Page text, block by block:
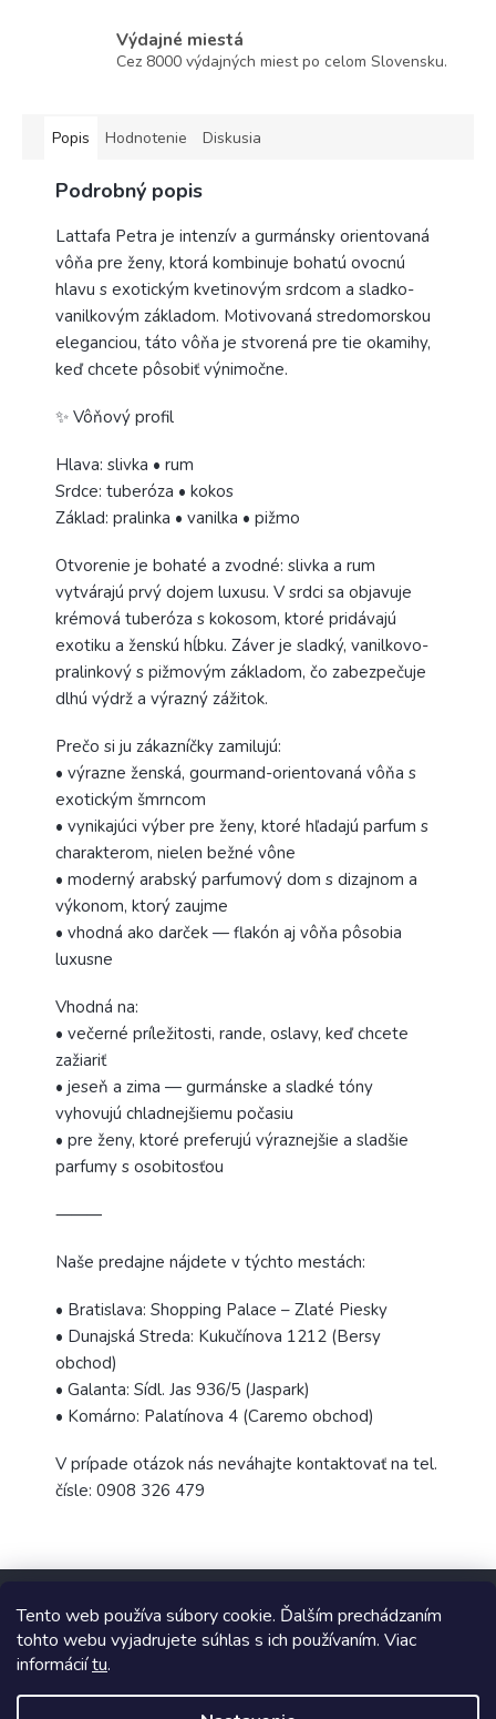
Tento web používa súbory cookie. Ďalším prechádzaním
tohto webu vyjadrujete súhlas s ich používaním. Viac
informáciítu.
Výdajné miestá
Cez 8000 výdajných miest po celom Slovensku.
Popis Hodnotenie Diskusia
Podrobný popis
Lattafa Petra je intenzív a gurmánsky orientovaná
vôňa pre ženy, ktorá kombinuje bohatú ovocnú
hlavu s exotickým kvetinovým srdcom a sladko-
vanilkovým základom. Motivovaná stredomorskou
eleganciou, táto vôňa je stvorená pre tie okamihy,
keď chcete pôsobiť výnimočne.
✨ Vôňový profil
Hlava: slivka • rum
Srdce: tuberóza • kokos
Základ: pralinka • vanilka • pižmo
Otvorenie je bohaté a zvodné: slivka a rum
vytvárajú prvý dojem luxusu. V srdci sa objavuje
krémová tuberóza s kokosom, ktoré pridávajú
exotiku a ženskú hĺbku. Záver je sladký, vanilkovo-
pralinkový s pižmovým základom, čo zabezpečuje
dlhú výdrž a výrazný zážitok.
Prečo si ju zákazníčky zamilujú:
• výrazne ženská, gourmand-orientovaná vôňa s
exotickým šmrncom
• vynikajúci výber pre ženy, ktoré hľadajú parfum s
charakterom, nielen bežné vône
• moderný arabský parfumový dom s dizajnom a
výkonom, ktorý zaujme
• vhodná ako darček — flakón aj vôňa pôsobia
luxusne
Vhodná na:
• večerné príležitosti, rande, oslavy, keď chcete
zažiariť
• jeseň a zima — gurmánske a sladké tóny
vyhovujú chladnejšiemu počasiu
• pre ženy, ktoré preferujú výraznejšie a sladšie
parfumy s osobitosťou
⸻
Naše predajne nájdete v týchto mestách:
• Bratislava: Shopping Palace – Zlaté Piesky
• Dunajská Streda: Kukučínova 1212 (Bersy
obchod)
• Galanta: Sídl. Jas 936/5 (Jaspark)
• Komárno: Palatínova 4 (Caremo obchod)
V prípade otázok nás neváhajte kontaktovať na tel.
čísle: 0908 326 479
Copyright 2026TopUpParfémy. Všetky práva vyhradené.